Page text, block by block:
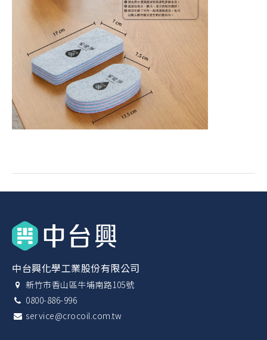
中台興化學工業股份有限公司
新竹市香山區牛埔南路105號
0800-886-996
service@crocoil.com.tw